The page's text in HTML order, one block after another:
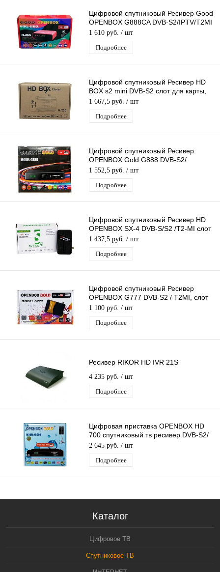
Цифровой спутниковый Ресивер Good
OPENBOX G888CA DVB-S2/IPTV/T2MI
слот для карты,поддержка 3G модема
1 610 руб. / шт
Подробнее
Цифровой спутниковый Ресивер HD
BOX s2 mini DVB-S2 слот для карты,
USB поддержка 3G модема
1 667,5 руб. / шт
Подробнее
Цифровой спутниковый Ресивер
OPENBOX Gold G888 DVB-S2/
IPTV/T2MI слот для карты, поддержка
3G модема
1 552,5 руб. / шт
Подробнее
Цифровой спутниковый Ресивер HD
OPENBOX SX-4 DVB-S/S2 /T2-MI слот
для карты, USB поддержка 3G
модема
1 437,5 руб. / шт
Подробнее
Цифровой спутниковый Ресивер
OPENBOX G777 DVB-S2 / T2MI, слот
для карты, USB поддержка 3G
модема
1 100 руб. / шт
Подробнее
Ресивер RIKOR HD IVR 21S
4 235 руб. / шт
Подробнее
Цифровая приставка OPENBOX HD
700 спутниковый тв ресивер DVB-S2/
IPTV, T2MI, CA, USB, 3G, GPRS
2 645 руб. / шт
Подробнее
Каталог
Цифровое ТВ
Спутниковое ТВ